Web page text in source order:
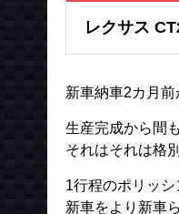
レクサス
新車納車2カ月
生産完成から間
それはそれは格
1行程のポリッシ
新車をより新車